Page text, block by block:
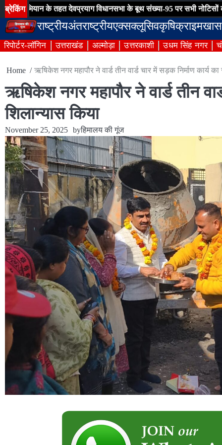
Skip
to
content
ब्रेकिंग
के तहत देवप्रयाग विधानसभा के बूथ संख्या-95 पर सभी नोटिसों का हुआ
राष्ट्रीयअंतराष्ट्रीयएक्सक्लूसिवकृषिक्राइम
रिपोर्टर-लॉगिन उत्तराखंड अल्मोड़ा उत्तरकाशी उधम सिंह नगर
Home ऋषिकेश नगर महापौर ने वार्ड तीन वार्ड चार में सड़क निर्माण कार्य
ऋषिकेश नगर महापौर ने वार्ड तीन
शिलान्यास किया
November 25, 2025 byहिमालय की गूंज